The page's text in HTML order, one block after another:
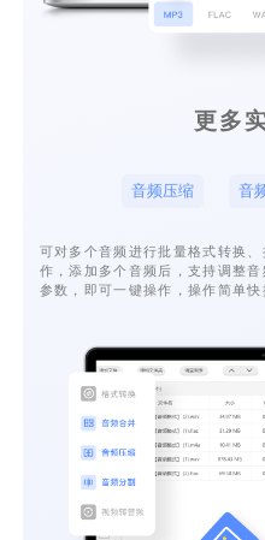
更多
音频压缩 音
可对多个音频进行批量格式转换
作，添加多个音频后，支持调整
参数，即可一键操作，操作简单